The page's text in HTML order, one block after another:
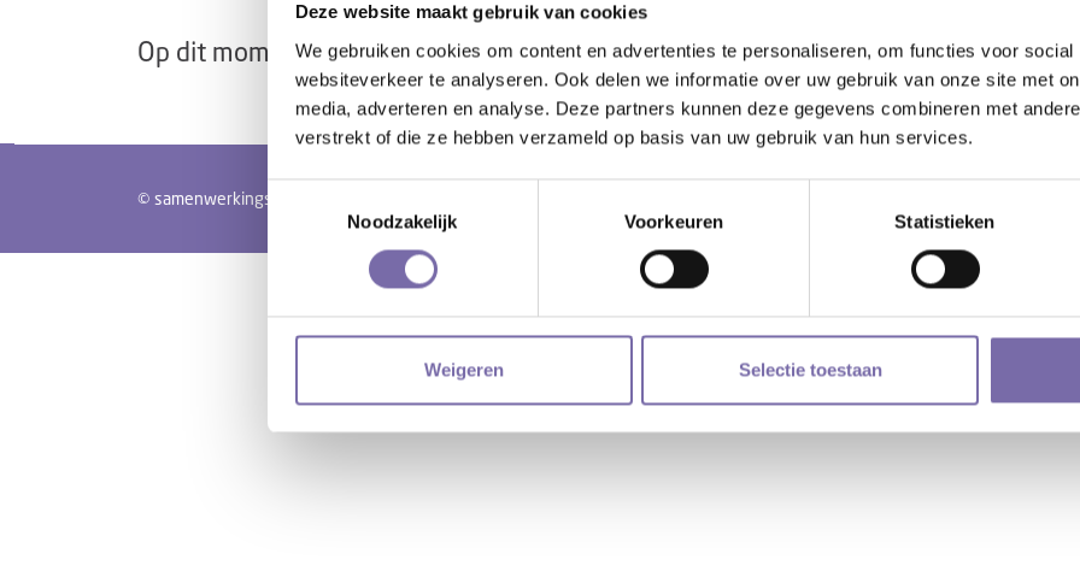
Deze website maakt gebruik van cookies
We gebruiken cookies om content en advertenties te personaliseren, om functies voor
websiteverkeer te analyseren. Ook delen we informatie over uw gebruik van onze site met
media, adverteren en analyse. Deze partners kunnen deze gegevens combineren met
verstrekt of die ze hebben verzameld op basis van uw gebruik van hun services.
Toestemmingsselectie
Noodzakelijk
Voorkeuren Statistieken
Weigeren Selectie toestaan
Op dit moment hebben wij geen openstaande vacatures..
© samenwerkingsverband PO Langstraat Heusden Altena en VO De Langstraat |